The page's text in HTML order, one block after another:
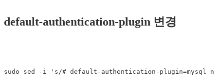
default-authentication-plugin 변경